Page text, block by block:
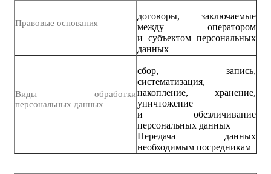
Правовые основания
договоры, заключаемые
между оператором
и субъектом персональных
данных
Виды обработки
персональных данных
сбор, запись,
систематизация,
накопление, хранение,
уничтожение
и обезличивание
персональных данных
Передача данных
необходимым посредникам